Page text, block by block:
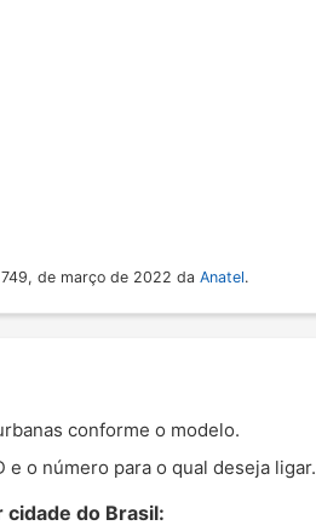
de março de 2022 da Anatel.
conforme o modelo.
o número para o qual deseja ligar.
do Brasil: